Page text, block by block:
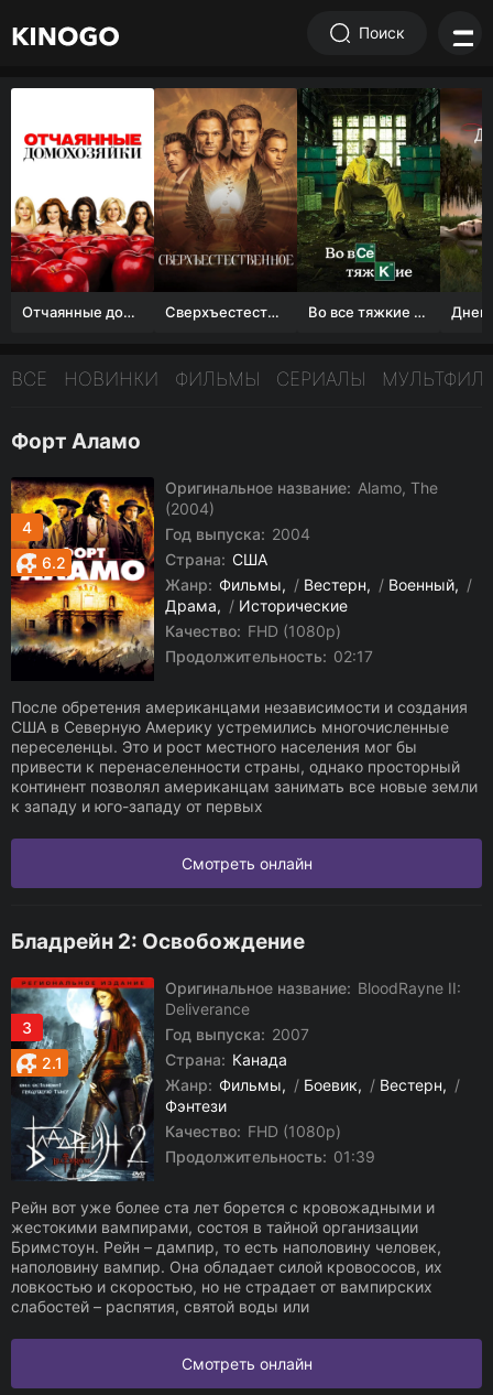
Поиск
Отчаянные домохозяйки (1 сезон) Сверхъестественное Во все тяжкие 1-5 сезон
ВСЕ НОВИНКИ ФИЛЬМЫ СЕРИАЛЫ
Форт Аламо
4
6.2
Оригинальное название: Alamo, The
(2004)
Год выпуска: 2004
Страна: США
Жанр: Фильмы / Вестерн / Военный
/
Драма
/ Исторические
Качество: FHD (1080p)
Продолжительность: 02:17
После обретения американцами независимости и создания
США в Северную Америку устремились многочисленные
переселенцы. Это и рост местного населения мог бы
привести к перенаселенности страны, однако просторный
континент позволял американцам занимать все новые земли
к западу и юго-западу от первых
Смотреть онлайн
Бладрейн 2: Освобождение
3
2.1
Оригинальное название: BloodRayne II:
Deliverance
Год выпуска: 2007
Страна: Канада
Жанр: Фильмы / Боевик / Вестерн
/
Фэнтези
Качество: FHD (1080p)
Продолжительность: 01:39
Рейн вот уже более ста лет борется с кровожадными и
жестокими вампирами, состоя в тайной организации
Бримстоун. Рейн – дампир, то есть наполовину человек,
наполовину вампир. Она обладает силой кровососов, их
ловкостью и скоростью, но не страдает от вампирских
слабостей – распятия, святой воды или
Смотреть онлайн